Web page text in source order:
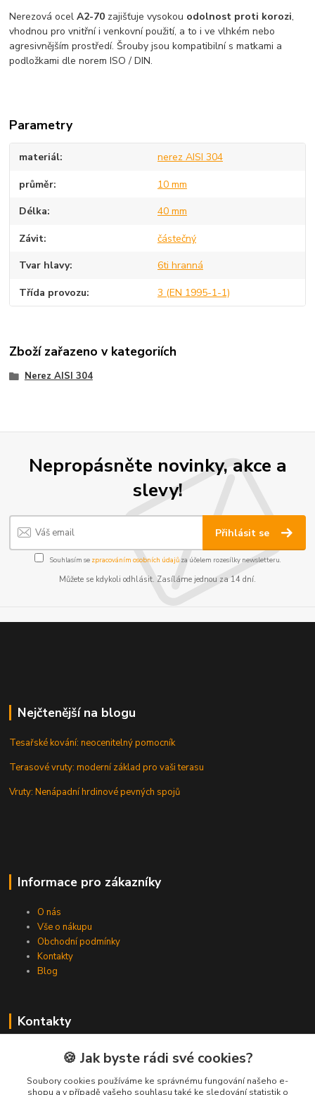
Nerezová ocelA2-70 zajišťuje vysokou odolnost proti korozi,
vhodnou pro vnitřní i venkovní použití, a to i ve vlhkém nebo
agresivnějším prostředí. Šrouby jsou kompatibilní s matkami a
podložkami dle norem ISO / DIN.
Parametry
materiál nerez AISI 304
průměr 10 mm
Délka 40 mm
Závit částečný
Tvar hlavy 6ti hranná
Třída provozu 3 (EN 1995-1-1)
Zboží zařazeno v kategoriích
Nerez AISI 304
Nepropásněte novinky, akce a
slevy!
Přihlásit se
Souhlasím se zpracováním osobních údajůza účelem rozesílky newsletteru.
Můžete se kdykoli odhlásit. Zasíláme jednou za 14 dní.
Nejčtenější na blogu
Tesařské kování: neocenitelný pomocník
Terasové vruty: moderní základ pro vaši terasu
Vruty: Nenápadní hrdinové pevných spojů
Informace pro zákazníky
O nás
Vše o nákupu
Obchodní podmínky
Kontakty
Blog
Kontakty
Zákaznická podpora Spojovat.cz
+420 606 036 459
(PO-PÁ, 8-16 hod.)
🍪 Jak byste rádi své cookies?
Soubory cookies používáme ke správnému fungování našeho e-
shopu a v případě vašeho souhlasu také ke sledování statistik o